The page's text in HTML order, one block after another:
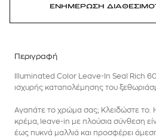
ΕΝΗΜΕΡΩΣΗ
Περιγραφή
Illuminated Color Leave-In Seal Rich
ισχυρής καταπολέμησης του
Αγαπάτε το χρώμα σας; Κλειδώστε το.
κρέμα, leave-in με πλούσια σύνθεση
έως πυκνά μαλλιά και προσφέρει